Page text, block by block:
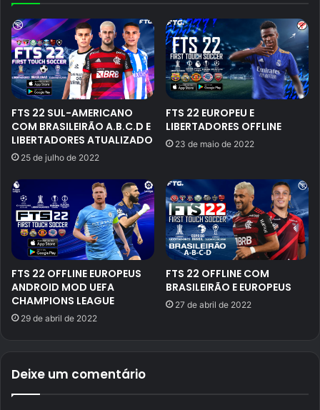
FTS 22 SUL-AMERICANO
COM BRASILEIRÃO A.B.C.D E
LIBERTADORES ATUALIZADO
25 de julho de 2022
FTS 22 EUROPEU E
LIBERTADORES OFFLINE
23 de maio de 2022
FTS 22 OFFLINE EUROPEUS
ANDROID MOD UEFA
CHAMPIONS LEAGUE
29 de abril de 2022
FTS 22 OFFLINE COM
BRASILEIRÃO E EUROPEUS
27 de abril de 2022
Deixe um comentário